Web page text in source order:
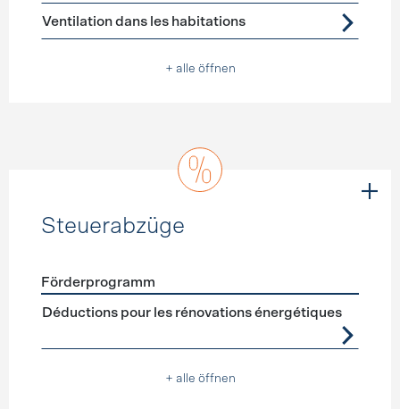
Ventilation dans les habitations
+ alle öffnen
Steuerabzüge
Förderprogramme Steuerabzüge
Förderprogramm
Déductions pour les rénovations énergétiques
+ alle öffnen